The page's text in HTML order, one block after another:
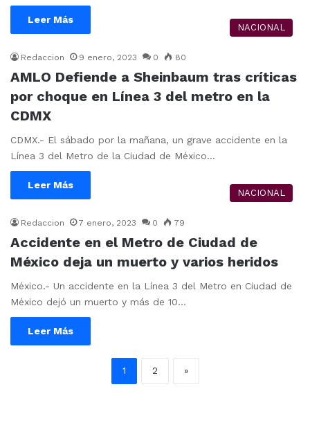
Leer Más
NACIONAL
Redaccion 9 enero, 2023 0 80
AMLO Defiende a Sheinbaum tras críticas
por choque en Línea 3 del metro en la
CDMX
CDMX.- El sábado por la mañana, un grave accidente en la
Línea 3 del Metro de la Ciudad de México…
Leer Más
NACIONAL
Redaccion 7 enero, 2023 0 79
Accidente en el Metro de Ciudad de
México deja un muerto y varios heridos
México.- Un accidente en la Línea 3 del Metro en Ciudad de
México dejó un muerto y más de 10…
Leer Más
1 2 »